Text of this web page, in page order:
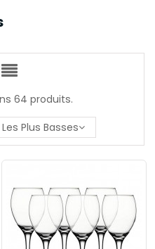
64 produits.
Plus Basses